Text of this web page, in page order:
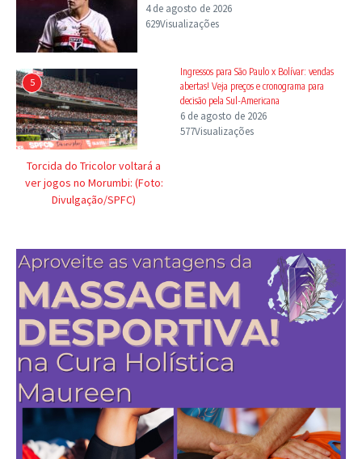
4 de agosto de 2026
629Visualizações
5
Torcida do Tricolor voltará a
ver jogos no Morumbi: (Foto:
Divulgação/SPFC)
Ingressos para São Paulo x Bolívar: vendas
abertas! Veja preços e cronograma para
decisão pela Sul-Americana
6 de agosto de 2026
577Visualizações